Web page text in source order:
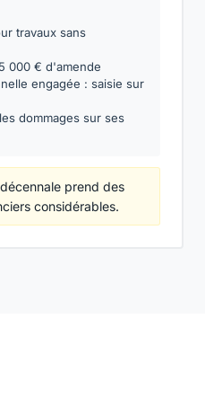
travaux sans
000 € d'amende
engagée : saisie sur
dommages sur ses
prend des
considérables.